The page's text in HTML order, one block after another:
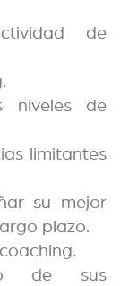
de
niveles de
limitantes
su mejor
plazo.
de sus